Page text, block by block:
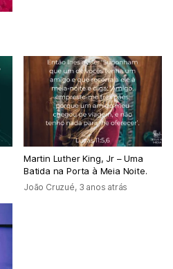
Martin Luther King, Jr – Uma
Batida na Porta à Meia Noite.
João Cruzué, 3 anos atrás